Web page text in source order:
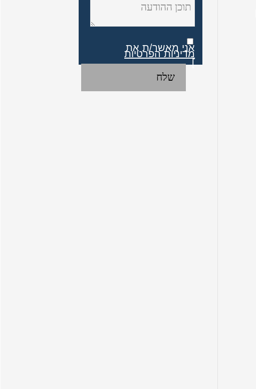
אני מאשר/ת את
מדיניות הפרטיות
]